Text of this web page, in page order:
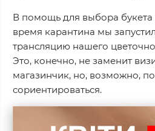
В помощь для выбора букета
время карантина мы
трансляцию нашего
Это, конечно, не заменит
магазинчик, но, возможно,
сориентироваться.